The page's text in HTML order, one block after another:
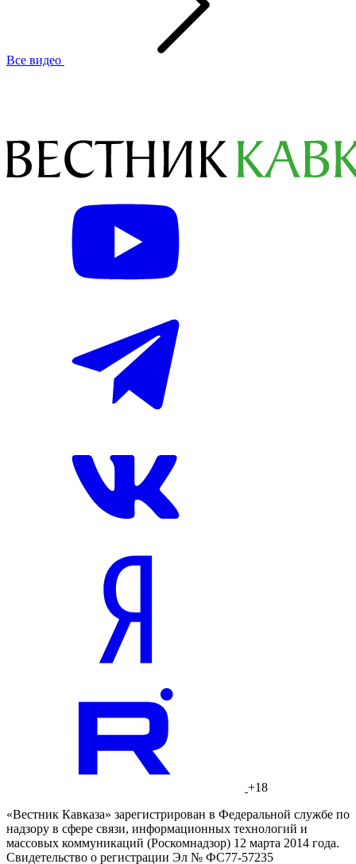
Все видео
+18
«Вестник Кавказа» зарегистрирован в Федеральной службе по
надзору в сфере связи, информационных технологий и
массовых коммуникаций (Роскомнадзор) 12 марта 2014 года.
Свидетельство о регистрации Эл № ФС77-57235